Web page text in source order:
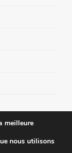
meilleure
nous utilisons